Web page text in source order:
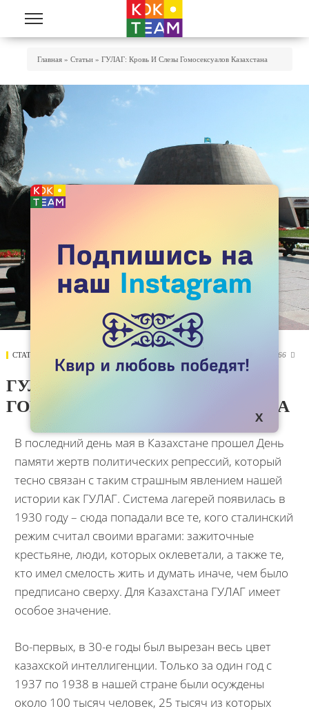
Перейти к основному содержанию
Главная » Статьи » ГУЛАГ: Кровь И Слезы Гомосексуалов Казахстана
СТАТЬИ 10666 
ГУЛАГ: КРОВЬ И СЛЕЗЫ
ГОМОСЕКСУАЛОВ КАЗАХСТАНА
В последний день мая в Казахстане прошел День
памяти жертв политических репрессий, который
тесно связан с таким страшным явлением нашей
истории как ГУЛАГ. Система лагерей появилась в
1930 году – сюда попадали все те, кого сталинский
режим считал своими врагами: зажиточные
крестьяне, люди, которых оклеветали, а также те,
кто имел смелость жить и думать иначе, чем было
предписано сверху. Для Казахстана ГУЛАГ имеет
особое значение.
Во-первых, в 30-е годы был вырезан весь цвет
казахской интеллигенции. Только за один год с
1937 по 1938 в нашей стране были осуждены
около 100 тысяч человек, 25 тысяч из которых